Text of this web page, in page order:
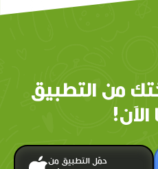
من التطبيق
الآن!
حمّل التطبيق من